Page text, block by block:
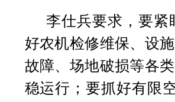
李仕兵要求，要
好农机检修维保、设
故障、场地破损等各
稳运行；要抓好有限